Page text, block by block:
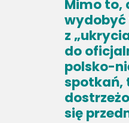
Mimo to,
z
do
polsko-
spotkań,
się